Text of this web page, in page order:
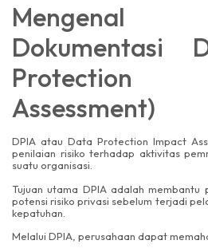
Mengenal
Dokumentasi
Assessment)
DPIA atau Data Protection Impact
penilaian risiko terhadap aktivitas
suatu organisasi.
Tujuan utama DPIA adalah membantu
potensi risiko privasi sebelum terjadi
kepatuhan.
Melalui DPIA, perusahaan dapat